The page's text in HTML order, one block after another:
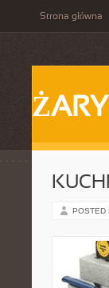
Strona główna
ŻARY
POSTED